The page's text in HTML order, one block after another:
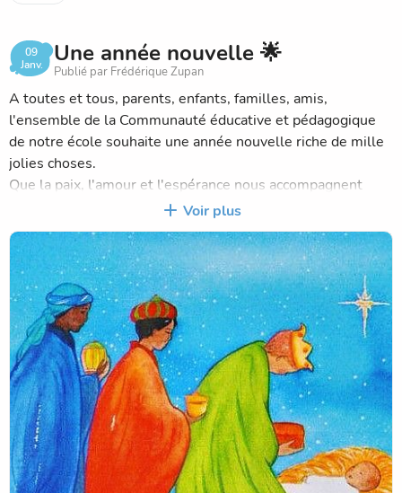
09
Janv.
Une année nouvelle 🌟
Publié par Frédérique Zupan
A toutes et tous, parents, enfants, familles, amis,
l'ensemble de la Communauté éducative et pédagogique
de notre école souhaite une année nouvelle riche de mille
jolies choses.
Que la paix, l'amour et l'espérance nous accompagnent
Voir plus